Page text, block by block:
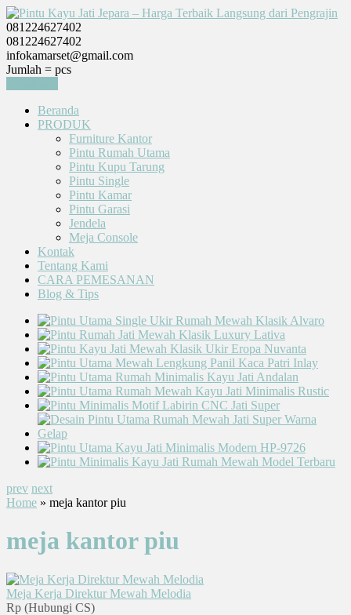
081224627402
081224627402
infokamarset@gmail.com
Jumlah = pcs
Beranda
PRODUK
Furniture Kantor
Pintu Rumah Utama
Pintu Kupu Tarung
Pintu Single
Pintu Kamar
Pintu Garasi
Jendela
Meja Console
Kontak
Tentang Kami
CARA PEMESANAN
Blog & Tips
prev next
Home » meja kantor piu
meja kantor piu
Meja Kerja Direktur Mewah Melodia
Rp (Hubungi CS)